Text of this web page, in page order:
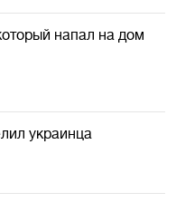
напал на дом
украинца